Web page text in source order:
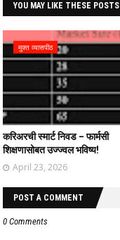
YOU MAY LIKE THESE POSTS
मुक्त व्यासपीठ
करिअरची स्मार्ट निवड – फार्मसी
शिक्षणासोबत उज्ज्वल भविष्य!
April 23, 2026
POST A COMMENT
0 Comments